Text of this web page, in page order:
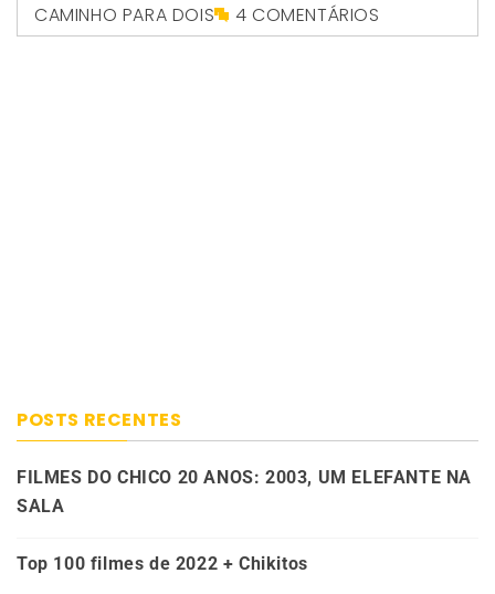
CAMINHO PARA DOIS
4 COMENTÁRIOS
POSTS RECENTES
FILMES DO CHICO 20 ANOS: 2003, UM ELEFANTE NA
SALA
Top 100 filmes de 2022 + Chikitos